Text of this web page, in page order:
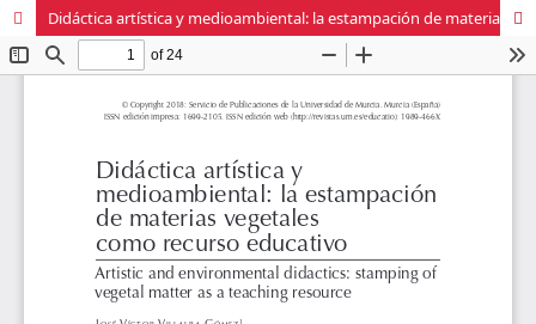
Didáctica artística y medioambiental: la estampación de materias vegetales como recurso educativo